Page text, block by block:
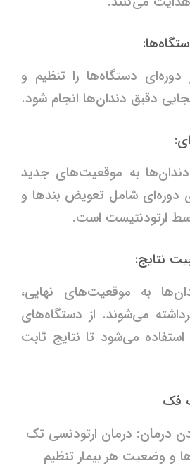
دوره‌ای دستگاه‌ها را تنظیم و
دقیق دندان‌ها انجام شود.
به موقعیت‌های جدید
دوره‌ای شامل تعویض بندها و
ارتودنتیست است.
به موقعیت‌های نهایی،
می‌شوند. از دستگاه‌های
استفاده می‌شود تا نتایج ثابت
فک
درمان: درمان ارتودنسی تک
و وضعیت هر بیمار تنظیم